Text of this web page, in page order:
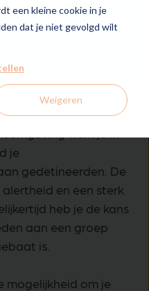
een kleine cookie in je
dat je niet gevolgd wilt
Weigeren
Brussel 2500 - 4000
je
gedetineerden. De
en een sterk
heb je de kans
aan een groep
is.
mogelijkheid om je